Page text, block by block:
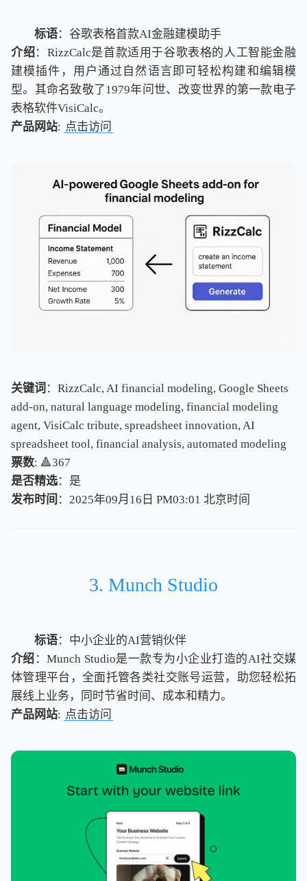
标语：谷歌表格首款AI金融建模助手
介绍：RizzCalc是首款适用于谷歌表格的人工智能金融
建模插件，用户通过自然语言即可轻松构建和编辑模
型。其命名致敬了1979年问世、改变世界的第一款电子
表格软件VisiCalc。
产品网站: 点击访问
关键词 ：RizzCalc, AI financial modeling, Google Sheets
add-on, natural language modeling, financial modeling
agent, VisiCalc tribute, spreadsheet innovation, AI
spreadsheet tool, financial analysis, automated modeling
票数: 🔺367
是否精选：是
发布时间 ：2025年09月16日 PM03:01 北京时间
北京时间
3. Munch Studio
标语：中小企业的AI营销伙伴
介绍 ：Munch Studio是一款专为小企业打造的AI社交媒
体管理平台，全面托管各类社交账号运营，助您轻松拓
展线上业务，同时节省时间、成本和精力。
产品网站: 点击访问